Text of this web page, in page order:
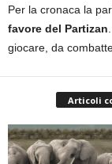
Per la cronaca la
favore del Partizan
giocare, da
Articoli